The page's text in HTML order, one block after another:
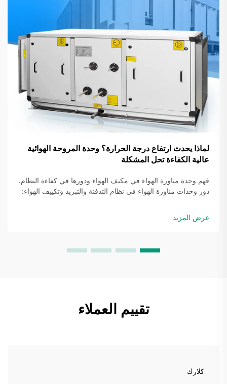
لماذا يحدث ارتفاع درجة الحرارة؟ وحدة المروحة الهوائية
عالية الكفاءة تحل المشكلة
فهم وحدة مناورة الهواء في مكيف الهواء ودورها في كفاءة النظام.
دور وحدات مناورة الهواء في نظام التدفئة والتبريد وتكييف الهواء:
أساسي عن توزيع الهواء البارد أو الدافئ في جميع أنحاء المبنى.
عندما تقوم بدفع الهواء...
عرض المزيد
تقييم العملاء
كلارك